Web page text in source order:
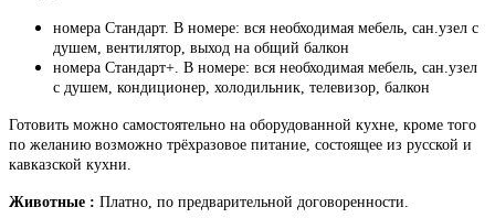
номера Стандарт. В номере: вся необходимая мебель, сан.узел с
душем, вентилятор, выход на общий балкон
номера Стандарт+. В номере: вся необходимая мебель, сан.узел
с душем, кондиционер, холодильник, телевизор, балкон
Готовить можно самостоятельно на оборудованной кухне, кроме того
по желанию возможно трёхразовое питание, состоящее из русской и
кавказской кухни.
Животные : Платно, по предварительной договоренности.